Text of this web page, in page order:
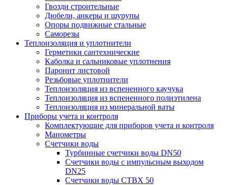
Гвозди строительные
Дюбели, анкеры и шурупы
Опоры подвижные стальные
Саморезы
Теплоизоляция и уплотнители
Герметики сантехнические
Каболка и сальниковые уплотнения
Паронит листовой
Резьбовые уплотнители
Теплоизоляция из вспененного каучука
Теплоизоляция из вспененного полиэтилена
Теплоизоляция из минеральной ваты
Приборы учета и контроля
Комплектующие для приборов учета и контроля
Манометры
Счетчики воды
Турбинные счетчики воды DN50
Счетчики воды с импульсным выходом
DN25
Счетчики воды СТВХ 50